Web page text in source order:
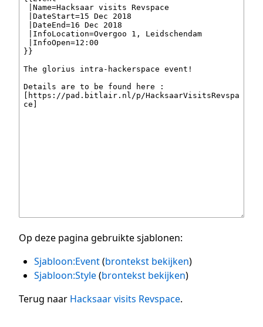
Op deze pagina gebruikte sjablonen:
Sjabloon:Event(brontekst bekijken)
Sjabloon:Style(brontekst bekijken)
Terug naar Hacksaar visits Revspace.